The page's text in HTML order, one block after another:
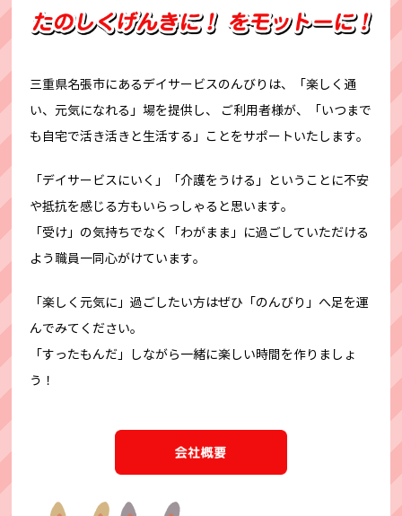
三重県名張市にあるデイサービスのんびりは、「楽しく通
い、元気になれる」場を提供し、
ご利用者様が、「いつまで
も自宅で活き活きと生活する」ことをサポートいたします。
「デイサービスにいく」「介護をうける」ということに不安
や抵抗を感じる方もいらっしゃると思います。
「受け」の気持ちでなく「わがまま」に過ごしていただける
よう職員一同心がけています。
「楽しく元気に」過ごしたい方はぜひ「のんびり」へ足を運
んでみてください。
「すったもんだ」しながら一緒に楽しい時間を作りましょ
う！